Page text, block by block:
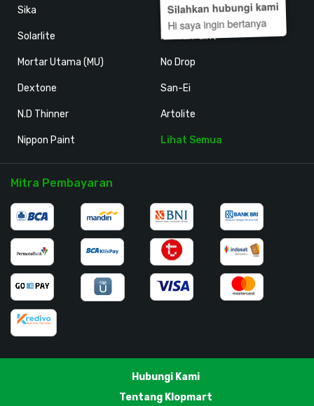
Sika
Solarlite
Mortar Utama (MU)
Dextone
N.D Thinner
Nippon Paint
Holodeck
Kansai Paint
No Drop
San-Ei
Artolite
Lihat Semua
Mitra Pembayaran
Hubungi Kami
Tentang Klopmart
Silahkan hubungi kami
Hi saya ingin bertanya